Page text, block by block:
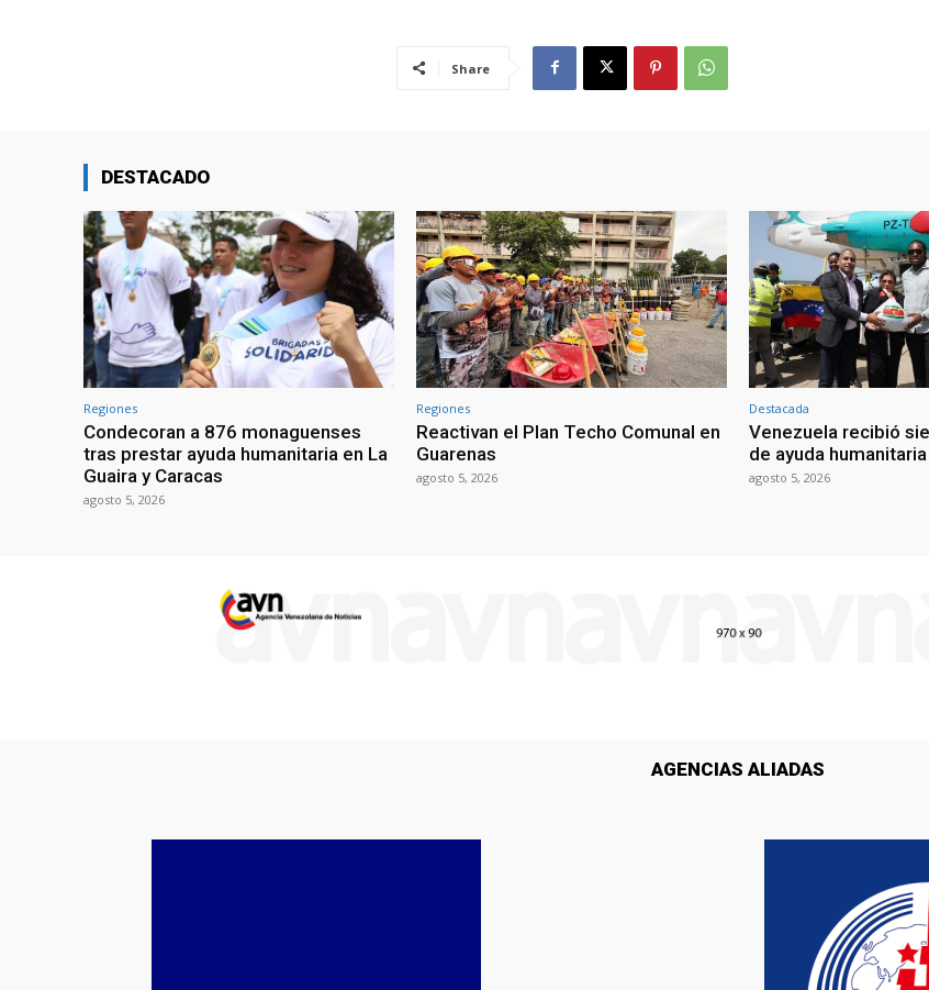
Share
DESTACADO
Regiones
Condecoran a 876 monaguenses
tras prestar ayuda humanitaria en La
Guaira y Caracas
agosto 5, 2026
Regiones
Reactivan el Plan Techo Comunal en
Guarenas
agosto 5, 2026
Destacada
Venezuela recibió
de ayuda
agosto 5, 2026
AGENCIAS ALIADAS